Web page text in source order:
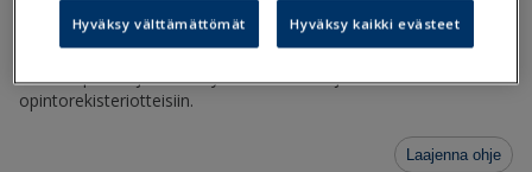
Opettajat voivat syöttää opiskelijoiden arvosanat Wilman
kautta. Arviointitiedot tallentuvat Primukseen ja siirtyvät
opintorekisteriotteisiin.
Laajenna ohje
Hyväksy välttämättömät Hyväksy kaikki evästeet